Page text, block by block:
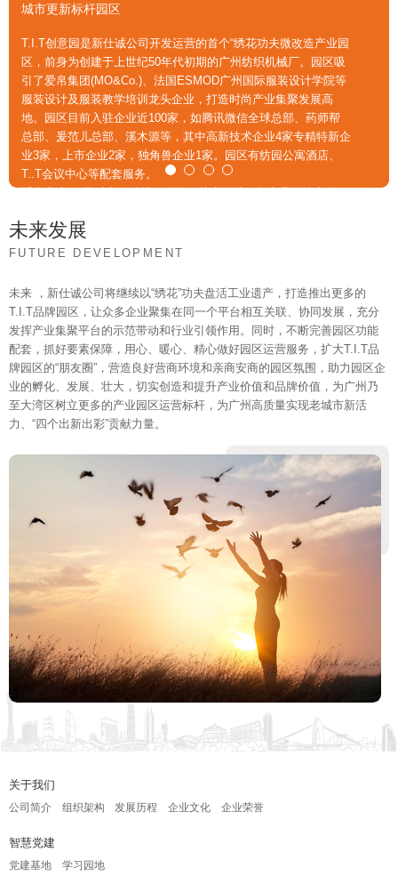
T.I.T双鱼数字文体产业园位于海珠区燕子岗南路，临
近广佛线燕岗、江泰路地铁站，总占地面积约3.89万
平方米,总建筑面积约4.77万平方米。项目定位以“体
育+”为中心，融合“人工智能、运动体验、数字经济、
服务配套”为一体，打造体育文化创意产业生态圈。
目前已进驻川+直播基地、原典集团、康必健集团、
亚洲牌食品、诚通球馆等优质企业。园区有会议中
城市更新标杆园区
T.I.T创意园是新仕诚公司开发运营的首个“绣花功夫微改造产业园
区，前身为创建于上世纪50年代初期的广州纺织机械厂。园区吸
引了爱帛集团(MO&Co.)、法国ESMOD广州国际服装设计学院等
服装设计及服装教学培训龙头企业，打造时尚产业集聚发展高
地。园区目前入驻企业近100家，如腾讯微信全球总部、药师帮
总部、爰范儿总部、溪木源等，其中高新技术企业4家专精特新企
业3家，上市企业2家，独角兽企业1家。园区有纺园公寓酒店、
T..T会议中心等配套服务。
以文化创意为核心的文创产业园区
T.I.T文创园位于广州市海珠区工业大道北132号，园
区占地面积约为4.5万平方米，总建筑面积约5万平方
米。2019年10月，新仕诚公司响应政府有关城市更
新和总部经济建设的号召，对成立于1928年的广州
市虎头电池集团有限公司（主体为广州电池厂)地块
以“绣花功夫”进行升级改造，将其打造成为以文化创
意为核心的文创产业园区。
色,结合服务配套，打造完整的文化创业创新生态体
系，实现“文创企业聚集，文创产业完善、研究优
标，擦亮海珠文化名片。
T.I.T文创园秉承城市绿洲、与城市一同森呼吸的设计
理念，致力于打造城区私密花园式有氧办公园区。同
时，园区以科学的规划理念，完善的配套设施，24小
时精“芯”全场景服务。实现服务零距离，为入驻企业
提供精心、舒心、放心的工作环境。
绝佳的地理位置、完善的项目配套、优质的行业共享
目前园区入住企业有广州虎头电池集团有限公司、广
州乐高科技发展有限公司、广东乡伴文化旅游投资有
限公司、力天文创集团、素肌(广州）科技有限公司
湾区首个双创园区
T.I.T智慧园前身为始建于1958年的广州第二棉纺厂，
传承包豪斯 风格建筑人本理念，营造阳光创展多功
能办公空间。打造以“科创+文 创”为核心，数字经
济、科技创新、文化创意为主题的智慧园区。吸引了
无忧传媒、小鸡快跑、砹脉数字营销、中科环保、互
爱科技等近90家优 质企业入驻。
接轨粤港澳智能生态产业，园区内的超级城市客厅，
图书馆艺术分馆和路演厅融合 为一体，为园区企业
及周边居民提供升级配套服务。
云计算、文创设计 等客群。
T.I.T双鱼数字文体产业园位于海珠区燕子岗南路，临
近广佛线燕岗、江泰路地铁站，总占地面积约3.89万
平方米,总建筑面积约4.77万平方米。项目定位以“体
育+”为中心，融合“人工智能、运动体验、数字经济、
服务配套”为一体，打造体育文化创意产业生态圈。
目前已进驻川+直播基地、原典集团、康必健集团、
亚洲牌食品、诚通球馆等优质企业。园区有会议中
城市更新标杆园区
T.I.T创意园是新仕诚公司开发运营的首个“绣花功夫微改造产业园
区，前身为创建于上世纪50年代初期的广州纺织机械厂。园区吸
引了爱帛集团(MO&Co.)、法国ESMOD广州国际服装设计学院等
服装设计及服装教学培训龙头企业，打造时尚产业集聚发展高
地。园区目前入驻企业近100家，如腾讯微信全球总部、药师帮
总部、爰范儿总部、溪木源等，其中高新技术企业4家专精特新企
业3家，上市企业2家，独角兽企业1家。园区有纺园公寓酒店、
T..T会议中心等配套服务。
未来发展
FUTURE DEVELOPMENT
未来 ，新仕诚公司将继续以“绣花”功夫盘活工业遗产，打造推出更多的
T.I.T品牌园区，让众多企业聚集在同一个平台相互关联、协同发展，充分
发挥产业集聚平台的示范带动和行业引领作用。同时，不断完善园区功能
配套，抓好要素保障，用心、暖心、精心做好园区运营服务，扩大T.I.T品
牌园区的“朋友圈”，营造良好营商环境和亲商安商的园区氛围，助力园区企
业的孵化、发展、壮大，切实创造和提升产业价值和品牌价值，为广州乃
至大湾区树立更多的产业园区运营标杆，为广州高质量实现老城市新活
力、“四个出新出彩”贡献力量。
关于我们
公司简介 组织架构 发展历程 企业文化 企业荣誉
智慧党建
党建基地 学习园地